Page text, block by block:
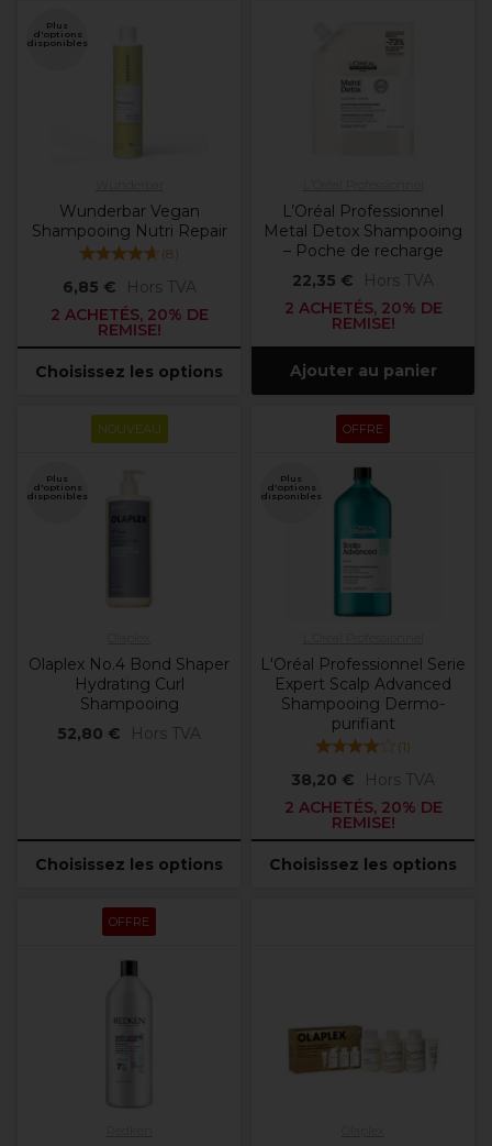
Plus
d'options
disponibles
Wunderbar Vegan
Shampooing Nutri Repair
(8)
6,85 €
Hors TVA
2 ACHETÉS, 20% DE
REMISE!
Choisissez les options
L’Oréal Professionnel
Metal Detox Shampooing
– Poche de recharge
22,35 €
Hors TVA
2 ACHETÉS, 20% DE
REMISE!
Ajouter au panier
NOUVEAU
Plus
d'options
disponibles
Olaplex No.4 Bond Shaper
Hydrating Curl
Shampooing
52,80 €
Hors TVA
Choisissez les options
OFFRE
Plus
d'options
disponibles
L'Oréal Professionnel Serie
Expert Scalp Advanced
Shampooing Dermo-
purifiant
(1)
38,20 €
Hors TVA
2 ACHETÉS, 20% DE
REMISE!
Choisissez les options
OFFRE